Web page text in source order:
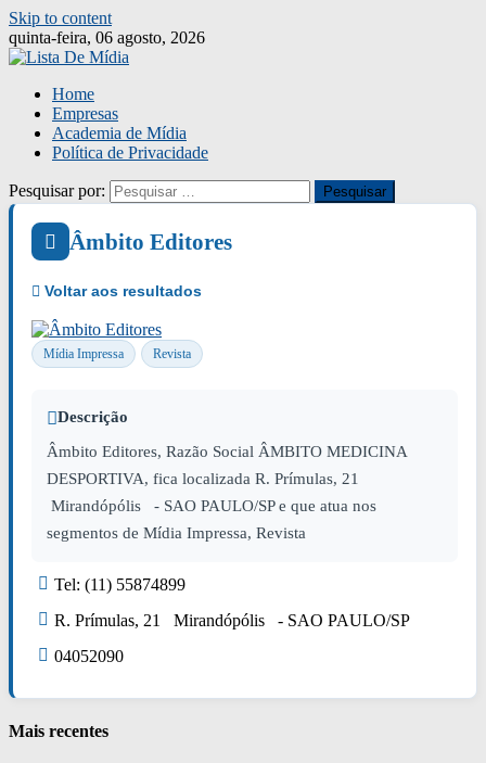
Skip to content
quinta-feira, 06 agosto, 2026
Home
Empresas
Academia de Mídia
Política de Privacidade
Pesquisar por:
Âmbito Editores
Mídia Impressa Revista
Descrição
Âmbito Editores, Razão Social ÂMBITO MEDICINA
DESPORTIVA, fica localizada R. Prímulas, 21
Mirandópólis - SAO PAULO/SP e que atua nos
segmentos de Mídia Impressa, Revista
Tel: (11) 55874899
R. Prímulas, 21 Mirandópólis - SAO PAULO/SP
04052090
Mais recentes